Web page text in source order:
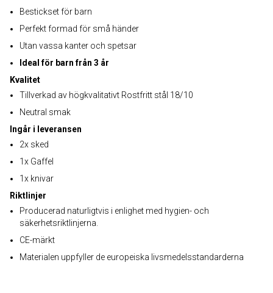
Bestickset för barn
Perfekt formad för små händer
Utan vassa kanter och spetsar
Ideal för barn från 3 år
Kvalitet
Tillverkad av högkvalitativt Rostfritt stål 18/10
Neutral smak
Ingår i leveransen
2x sked
1x Gaffel
1x knivar
Riktlinjer
Producerad naturligtvis i enlighet med hygien- och
säkerhetsriktlinjerna.
CE-märkt
Materialen uppfyller de europeiska livsmedelsstandarderna